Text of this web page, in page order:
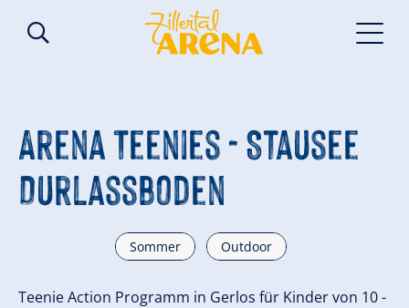
Arena Teenies - Stausee
Durlassboden
Sommer Outdoor
Teenie Action Programm in Gerlos für Kinder von 10 -